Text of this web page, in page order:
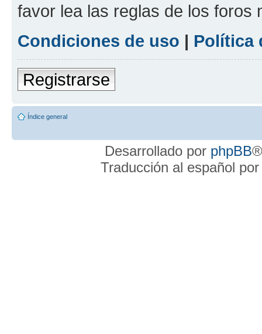
favor lea las reglas de los foros
Condiciones de uso | Política
Registrarse
Índice general
Desarrollado por phpBB
Traducción al español